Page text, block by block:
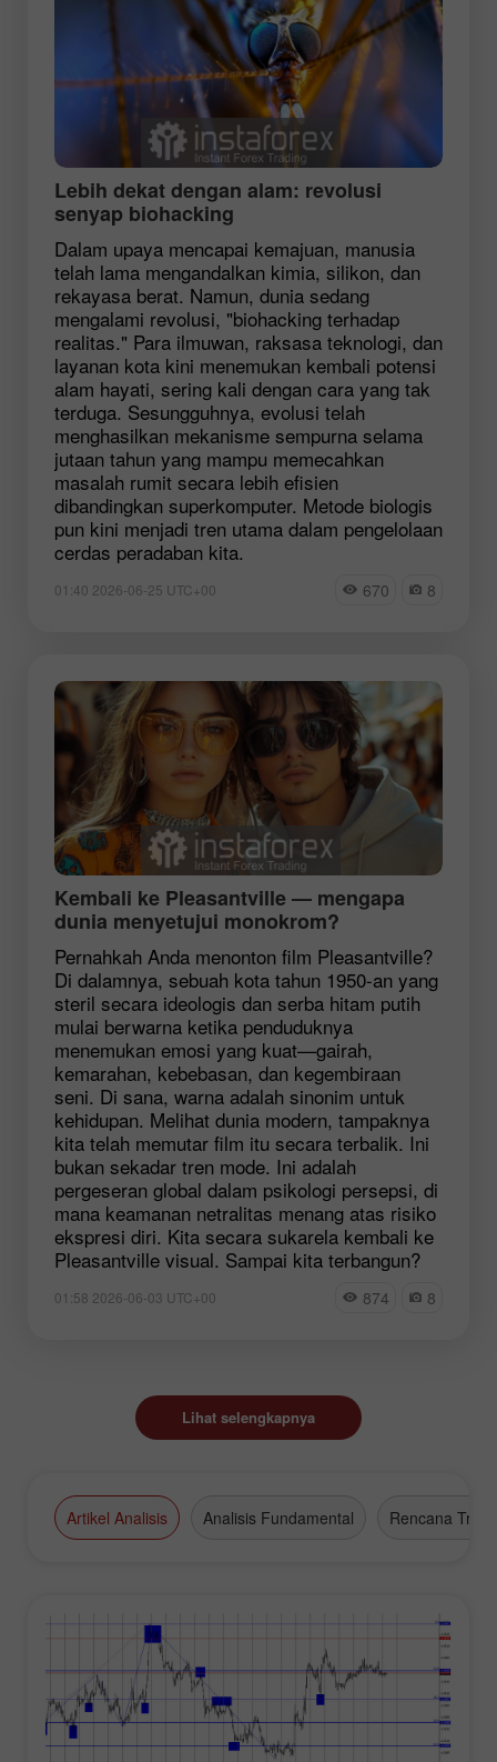
Lebih dekat dengan alam: revolusi
senyap biohacking
Dalam upaya mencapai kemajuan, manusia
telah lama mengandalkan kimia, silikon, dan
rekayasa berat. Namun, dunia sedang
mengalami revolusi, "biohacking terhadap
realitas." Para ilmuwan, raksasa teknologi, dan
layanan kota kini menemukan kembali potensi
alam hayati, sering kali dengan cara yang tak
terduga. Sesungguhnya, evolusi telah
menghasilkan mekanisme sempurna selama
jutaan tahun yang mampu memecahkan
masalah rumit secara lebih efisien
dibandingkan superkomputer. Metode biologis
pun kini menjadi tren utama dalam pengelolaan
cerdas peradaban kita.
01:40 2026-06-25 UTC+00 670 8
Kembali ke Pleasantville — mengapa
dunia menyetujui monokrom?
Pernahkah Anda menonton film Pleasantville?
Di dalamnya, sebuah kota tahun 1950-an yang
steril secara ideologis dan serba hitam putih
mulai berwarna ketika penduduknya
menemukan emosi yang kuat—gairah,
kemarahan, kebebasan, dan kegembiraan
seni. Di sana, warna adalah sinonim untuk
kehidupan. Melihat dunia modern, tampaknya
kita telah memutar film itu secara terbalik. Ini
bukan sekadar tren mode. Ini adalah
pergeseran global dalam psikologi persepsi, di
mana keamanan netralitas menang atas risiko
ekspresi diri. Kita secara sukarela kembali ke
Pleasantville visual. Sampai kita terbangun?
01:58 2026-06-03 UTC+00 874 8
Lihat selengkapnya
Artikel Analisis Analisis Fundamental Rencana